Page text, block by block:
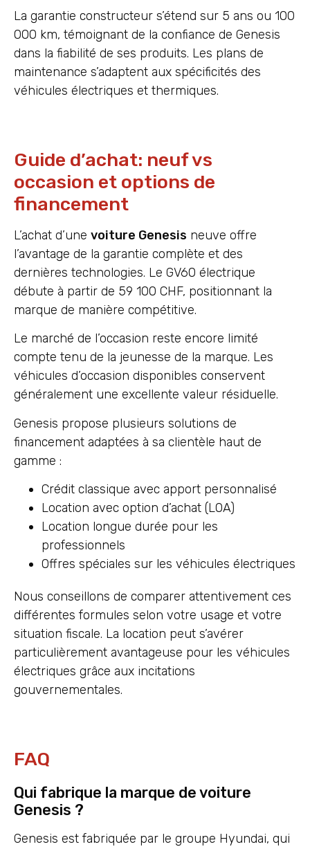
La garantie constructeur s’étend sur 5 ans ou 100
000 km, témoignant de la confiance de Genesis
dans la fiabilité de ses produits. Les plans de
maintenance s’adaptent aux spécificités des
véhicules électriques et thermiques.
Guide d’achat: neuf vs
occasion et options de
financement
L’achat d’une voiture Genesis neuve offre
l’avantage de la garantie complète et des
dernières technologies. Le GV60 électrique
débute à partir de 59 100 CHF, positionnant la
marque de manière compétitive.
Le marché de l’occasion reste encore limité
compte tenu de la jeunesse de la marque. Les
véhicules d’occasion disponibles conservent
généralement une excellente valeur résiduelle.
Genesis propose plusieurs solutions de
financement adaptées à sa clientèle haut de
gamme :
Crédit classique avec apport personnalisé
Location avec option d’achat (LOA)
Location longue durée pour les
professionnels
Offres spéciales sur les véhicules électriques
Nous conseillons de comparer attentivement ces
différentes formules selon votre usage et votre
situation fiscale. La location peut s’avérer
particulièrement avantageuse pour les véhicules
électriques grâce aux incitations
gouvernementales.
FAQ
Qui fabrique la marque de voiture
Genesis ?
Genesis est fabriquée par le groupe Hyundai, qui